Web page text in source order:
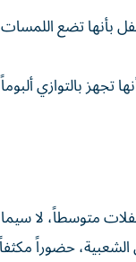
صحفي سبق الحفل بأنها تضع
بالتوازي
على الحفلات متوسطاً، لا
حضوراً